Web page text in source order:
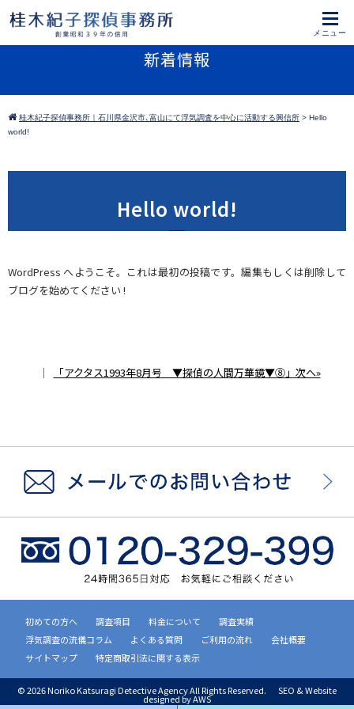
新着情報
桂木紀子探偵事務所｜石川県金沢市､富山にて浮気調査を中心に活動する興信所 > Hello
world!
Hello world!
WordPress へようこそ。これは最初の投稿です。編集もしくは削除して
ブログを始めてください !
｜ 「アクタス1993年8月号 ▼探偵の人間万華鏡▼⑧」次へ»
初めての方へ 調査項目 料金について
調査実績
浮気調査の流儀コラム
よくある質問 ご利用の流れ
会社概要
サイトマップ
特定商取引法に関する表示
©2026 Noriko Katsuragi Detective Agency All Rights Reserved. SEO & Website
designed by AWS